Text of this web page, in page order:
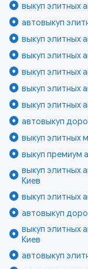
выкуп элитных
автовыкуп
выкуп элитных
выкуп элитных
выкуп элитных
выкуп элитных
выкуп элитных
автовыкуп
выкуп элитных
выкуп премиум
выкуп элитных
Киев
выкуп элитных
автовыкуп
выкуп элитных
Киев
автовыкуп